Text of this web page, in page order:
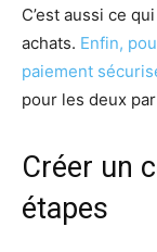
C’est aussi ce
achats. Enfin,
paiement
pour les deux
Créer un
étapes